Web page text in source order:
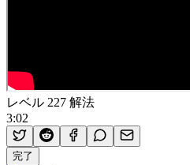
レベル 227 解法
3:02
完了